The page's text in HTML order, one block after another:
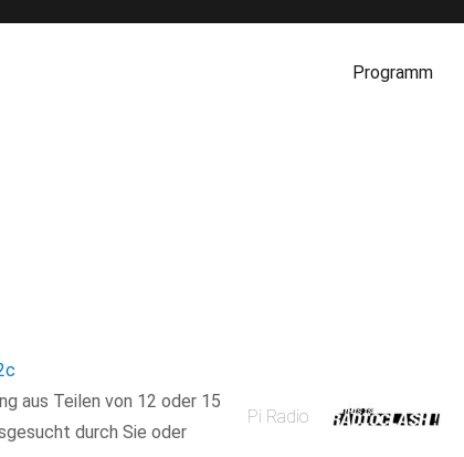
Programm
aus Teilen von 12 oder 15
durch Sie oder
Pi Radio